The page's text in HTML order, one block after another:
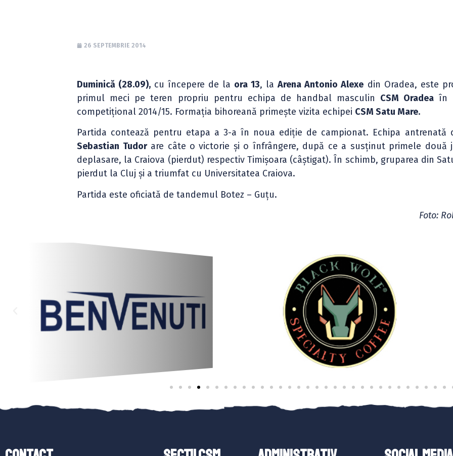
26 SEPTEMBRIE 2014
Duminică (28.09), cu începere de la ora 13, laArena Antonio Alexe din Oradea, este
primul meci pe teren propriu pentru echipa de handbal masculin CSM Oradea în
competițional 2014/15. Formația bihoreană primește vizita echipei CSM Satu Mare.
Partida contează pentru etapa a 3-a în noua ediție de campionat. Echipa antrenată
Sebastian Tudorare câte o victorie și o înfrângere, după ce a susținut primele două
deplasare, la Craiova (pierdut) respectiv Timișoara (câștigat). În schimb, gruparea din
pierdut la Cluj și a triumfat cu Universitatea Craiova.
Partida este oficiată de tandemul Botez – Guțu.
Foto: